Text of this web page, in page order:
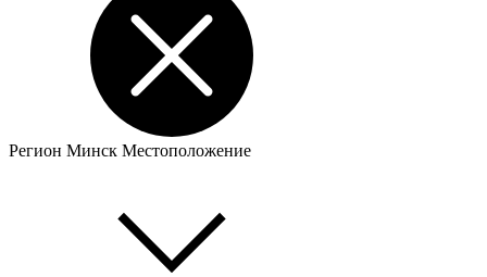
Регион Минск Местоположение